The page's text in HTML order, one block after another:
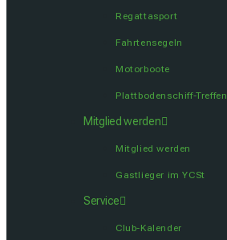
Regattasport
Fahrtensegeln
Motorboote
Plattbodenschiff-Treffen
Mitglied werden
Mitglied werden
Gastlieger im YCSt
Service
Club-Kalender